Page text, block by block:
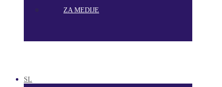
ZA MEDIJE
SL